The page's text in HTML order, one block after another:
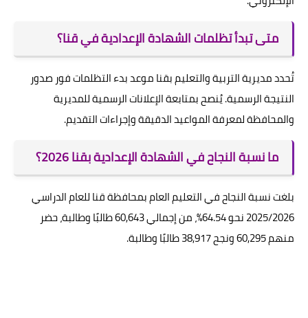
متى تبدأ تظلمات الشهادة الإعدادية في قنا؟
تُحدد مديرية التربية والتعليم بقنا موعد بدء التظلمات فور صدور
النتيجة الرسمية. يُنصح بمتابعة الإعلانات الرسمية للمديرية
والمحافظة لمعرفة المواعيد الدقيقة وإجراءات التقديم.
ما نسبة النجاح في الشهادة الإعدادية بقنا 2026؟
بلغت نسبة النجاح في التعليم العام بمحافظة قنا للعام الدراسي
2025/2026 نحو 64.54%، من إجمالي 60,643 طالبًا وطالبة، حضر
منهم 60,295 ونجح 38,917 طالبًا وطالبة.